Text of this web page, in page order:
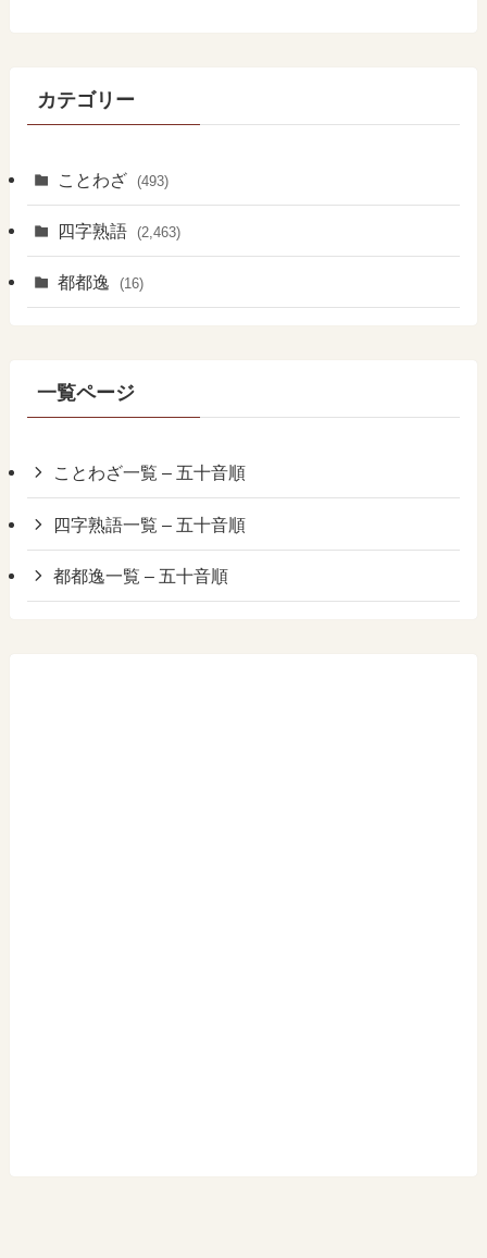
カテゴリー
ことわざ (493)
四字熟語 (2,463)
都都逸 (16)
一覧ページ
ことわざ一覧 – 五十音順
四字熟語一覧 – 五十音順
都都逸一覧 – 五十音順